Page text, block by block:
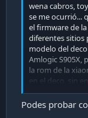
wena cabros,
se me ocurrió...
el firmware de
diferentes sitios
modelo del deco
Amlogic S905X,
la rom de la
en el deco, sin
otras roms de
que se basen
ninguna.
Podes probar